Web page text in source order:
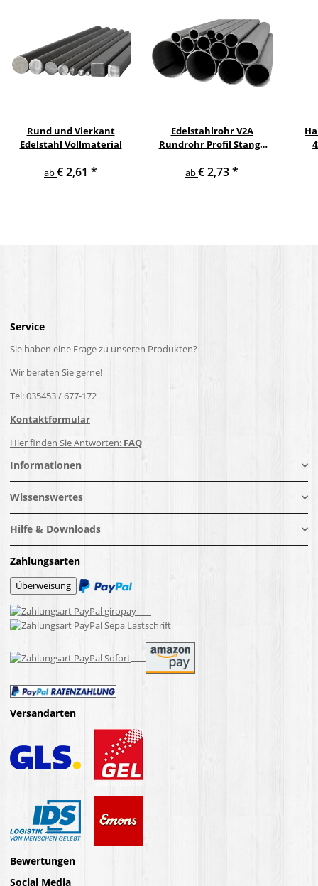
Rund und Vierkant
Edelstahl Vollmaterial
ab€ 2,61 *
Edelstahlrohr V2A
Rundrohr Profil Stange
Durchmessern
ab€ 2,73*
Service
Sie haben eine Frage zu unseren Produkten?
Wir beraten Sie gerne!
Tel: 035453 / 677-172
Kontaktformular
Hier finden Sie Antworten: FAQ
Informationen
Wissenswertes
Hilfe & Downloads
Zahlungsarten
Versandarten
Bewertungen
Social Media